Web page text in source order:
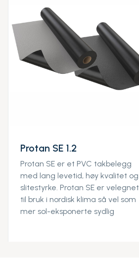
Protan SE 1.2
Protan SE er et PVC takbelegg
med lang levetid, høy kvalitet og
slitestyrke. Protan SE er velegnet
til bruk i nordisk klima så vel som
mer sol-eksponerte sydlig